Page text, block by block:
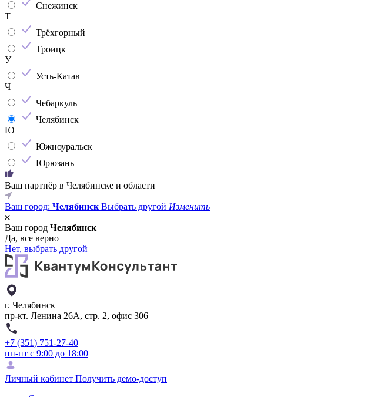
Снежинск
Т
Трёхгорный
Троицк
У
Усть-Катав
Ч
Чебаркуль
Челябинск
Ю
Южноуральск
Юрюзань
Ваш партнёр в Челябинске и области
Ваш город: Челябинск Выбрать другой Изменить
Ваш город Челябинск
Да, все верно
Нет, выбрать другой
г. Челябинск
пр-кт. Ленина 26А, стр. 2, офис 306
+7 (351) 751-27-40
пн-пт с 9:00 до 18:00
Личный кабинет Получить демо-доступ